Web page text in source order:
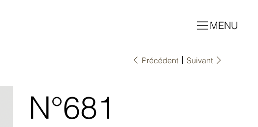
MENU
Précédent Suivant
N°681